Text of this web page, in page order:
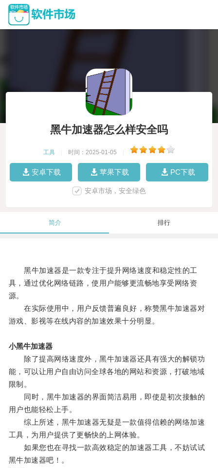
黑牛加速器怎么样安全吗
工具 时间：2025-01-05
安卓下载 苹果下载 PC下载
安卓市场，安全绿色
简介 排行
黑牛加速器是一款专注于提升网络速度和稳定性的工
具，通过优化网络链路，使用户能够更流畅地享受网络资
源。
在实际使用中，用户反馈普遍良好，称赞黑牛加速器对
游戏、影视等在线内容的加速效果十分明显。
小黑牛加速器
除了提高网络速度外，黑牛加速器还具有强大的解锁功
能，可以让用户自由访问全球各地的网站和资源，打破地域
限制。
同时，黑牛加速器的界面简洁易用，即使是初次接触的
用户也能轻松上手。
综上所述，黑牛加速器无疑是一款值得信赖的网络加速
工具，为用户提供了更畅快的上网体验。
如果您也在寻找一款高效稳定的加速器工具，不妨试试
黑牛加速器吧！。